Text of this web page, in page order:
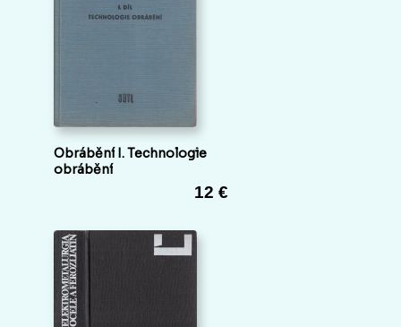
Obrábění I. Technologie
obrábění
12 €